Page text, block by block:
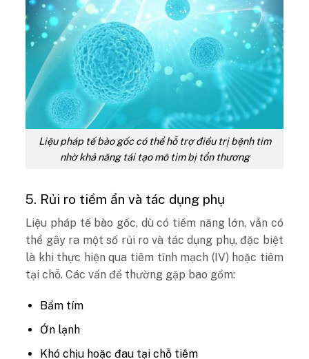
Liệu pháp tế bào gốc có thể hỗ trợ điều trị bệnh tim
nhờ khả năng tái tạo mô tim bị tổn thương
5. Rủi ro tiềm ẩn và tác dụng phụ
Liệu pháp tế bào gốc, dù có tiềm năng lớn, vẫn có
thể gây ra một số rủi ro và tác dụng phụ, đặc biệt
là khi thực hiện qua tiêm tĩnh mạch (IV) hoặc tiêm
tại chỗ. Các vấn đề thường gặp bao gồm:
Bầm tím
Ớn lạnh
Khó chịu hoặc đau tại chỗ tiêm